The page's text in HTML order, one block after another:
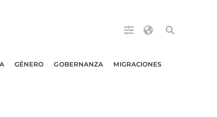
GÉNERO GOBERNANZA MIGRACIONES